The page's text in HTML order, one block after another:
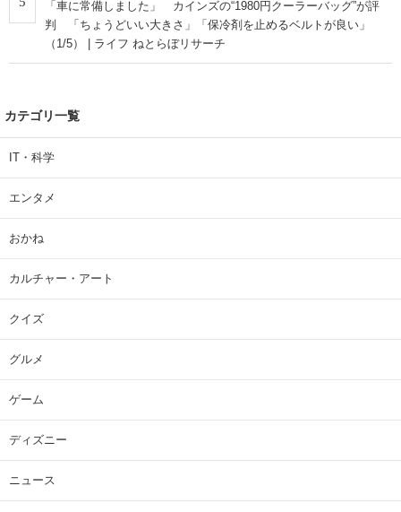
「車に常備しました」 カインズの“1980円クーラーバッグ”が評
判 「ちょうどいい大きさ」「保冷剤を止めるベルトが良い」
（1/5） | ライフ ねとらぼリサーチ
カテゴリ一覧
IT・科学
エンタメ
おかね
カルチャー・アート
クイズ
グルメ
ゲーム
ディズニー
ニュース